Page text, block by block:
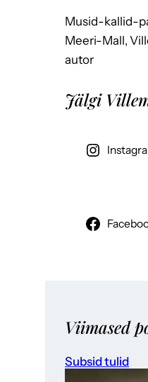
Musid-kallid-
Meeri-Mall,
autor
Jälgi
Viimased
Subsid tulid